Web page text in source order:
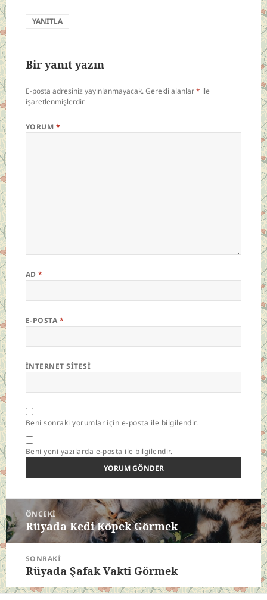
YANITLA
Bir yanıt yazın
E-posta adresiniz yayınlanmayacak.Gerekli alanlar* ile
işaretlenmişlerdir
YORUM *
AD*
E-POSTA *
İNTERNET SITESI
Beni sonraki yorumlar için e-posta ile bilgilendir.
Beni yeni yazılarda e-posta ile bilgilendir.
Yazı
gezinmesi
ÖNCEKI
Önceki
yazı:
Rüyada Kedi Köpek Görmek
SONRAKI
Sonraki
yazı:
Rüyada Şafak Vakti Görmek